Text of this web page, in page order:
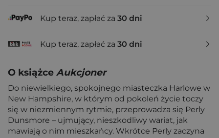
Kup teraz, zapłać za 30 dni
Kup teraz, zapłać za 30 dni
O książce Aukcjoner
Do niewielkiego, spokojnego miasteczka Harlowe w
New Hampshire, w którym od pokoleń życie toczy
się w niezmiennym rytmie, przeprowadza się Perly
Dunsmore – ujmujący, nieszkodliwy wariat, jak
mawiają o nim mieszkańcy. Wkrótce Perly zaczyna